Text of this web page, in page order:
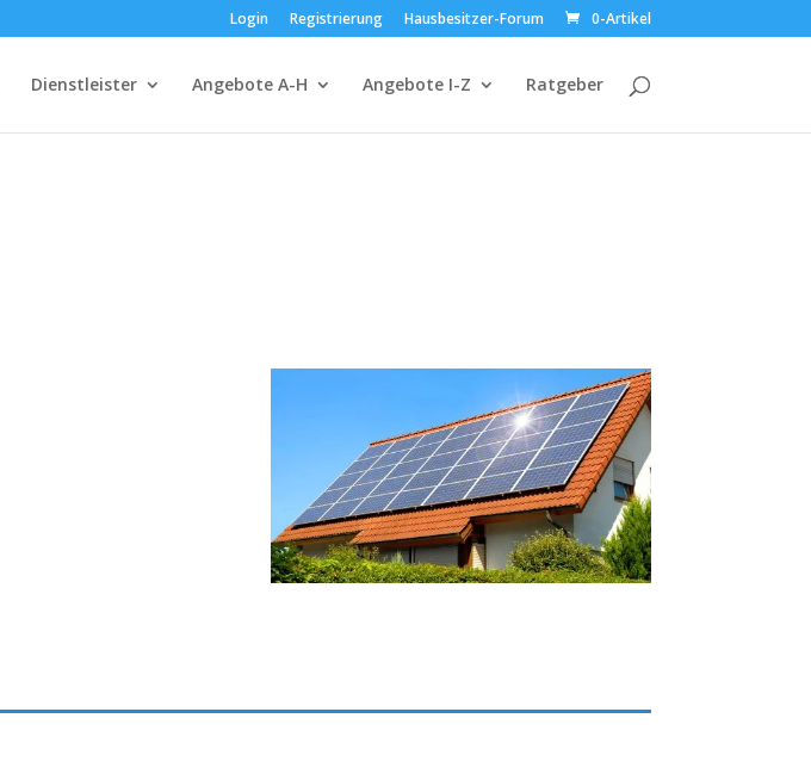
Login Registrierung Hausbesitzer-Forum 0-Artikel
Dienstleister Angebote A-H Angebote I-Z Ratgeber